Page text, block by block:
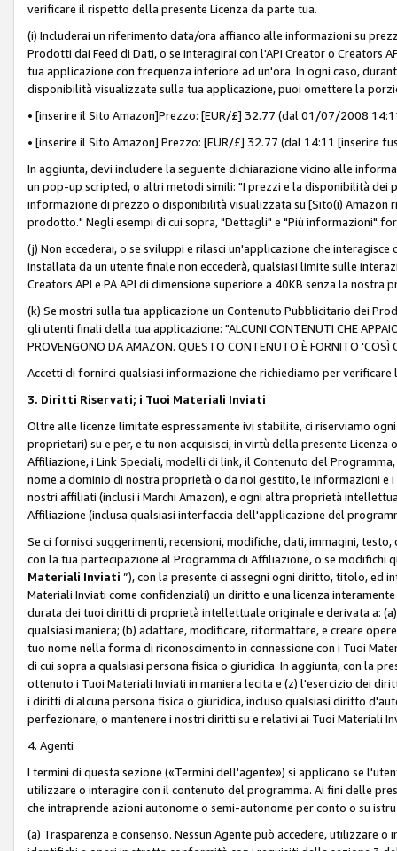
verificare il rispetto della presente Licenza da parte tua.
(i) Includerai un riferimento data/ora affianco alle informazioni su
Prodotti dai Feed di Dati, o se interagirai con l'API Creator o Creators
tua applicazione con frequenza inferiore ad un'ora. In ogni caso,
disponibilità visualizzate sulla tua applicazione, puoi omettere la
• [inserire il Sito Amazon]Prezzo: [EUR/£] 32.77 (dal 01/07/2008
• [inserire il Sito Amazon] Prezzo: [EUR/£] 32.77 (dal 14:11 [inserire
In aggiunta, devi includere la seguente dichiarazione vicino alle
un pop-up scripted, o altri metodi simili: "I prezzi e la disponibilità
informazione di prezzo o disponibilità visualizzata su [Sito(i)
prodotto." Negli esempi di cui sopra, "Dettagli" e "Più informazioni"
(j) Non eccederai, o se sviluppi e rilasci un'applicazione che interagisce
installata da un utente finale non eccederà, qualsiasi limite sulle
Creators API e PA API di dimensione superiore a 40KB senza la nostra
(k) Se mostri sulla tua applicazione un Contenuto Pubblicitario dei
gli utenti finali della tua applicazione: "ALCUNI CONTENUTI CHE
PROVENGONO DA AMAZON. QUESTO CONTENUTO È FORNITO
Accetti di fornirci qualsiasi informazione che richiediamo per
3. Diritti Riservati; i Tuoi Materiali Inviati
Oltre alle licenze limitate espressamente ivi stabilite, ci riserviamo
proprietari) su e per, e tu non acquisisci, in virtù della presente
Affiliazione, i Link Speciali, modelli di link, il Contenuto del
nome a dominio di nostra proprietà o da noi gestito, le informazioni e
nostri affiliati (inclusi i Marchi Amazon), e ogni altra proprietà
Affiliazione (inclusa qualsiasi interfaccia dell'applicazione del
Se ci fornisci suggerimenti, recensioni, modifiche, dati, immagini,
con la tua partecipazione al Programma di Affiliazione, o se modifichi
Materiali Inviati ”), con la presente ci assegni ogni diritto, titolo, ed
Materiali Inviati come confidenziali) un diritto e una licenza
durata dei tuoi diritti di proprietà intellettuale originale e derivata a:
qualsiasi maniera; (b) adattare, modificare, riformattare, e creare
tuo nome nella forma di riconoscimento in connessione con i Tuoi
di cui sopra a qualsiasi persona fisica o giuridica. In aggiunta, con la
ottenuto i Tuoi Materiali Inviati in maniera lecita e (z) l'esercizio dei
i diritti di alcuna persona fisica o giuridica, incluso qualsiasi diritto
perfezionare, o mantenere i nostri diritti su e relativi ai Tuoi Materiali
4. Agenti
I termini di questa sezione («Termini dell'agente») si applicano se
utilizzare o interagire con il contenuto del programma. Ai fini delle
che intraprende azioni autonome o semi-autonome per conto o su
(a) Trasparenza e consenso. Nessun Agente può accedere, utilizzare